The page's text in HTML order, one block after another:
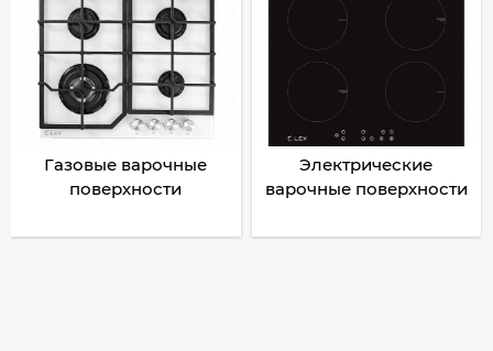
Газовые варочные
поверхности
Электрические
варочные поверхности